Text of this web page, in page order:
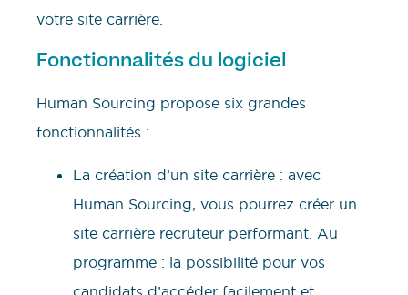
votre site carrière.
Fonctionnalités du logiciel
Human Sourcing propose six grandes
fonctionnalités :
La création d’un site carrière : avec
Human Sourcing, vous pourrez créer un
site carrière recruteur performant. Au
programme : la possibilité pour vos
candidats d’accéder facilement et